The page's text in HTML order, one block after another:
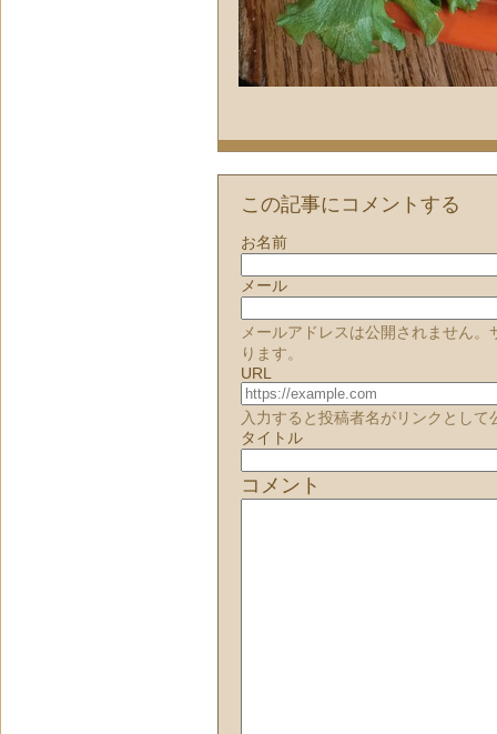
この記事にコメントする
お名前
メール
メールアドレスは公開されません
ります。
URL
入力すると投稿者名がリンクとして
タイトル
コメント